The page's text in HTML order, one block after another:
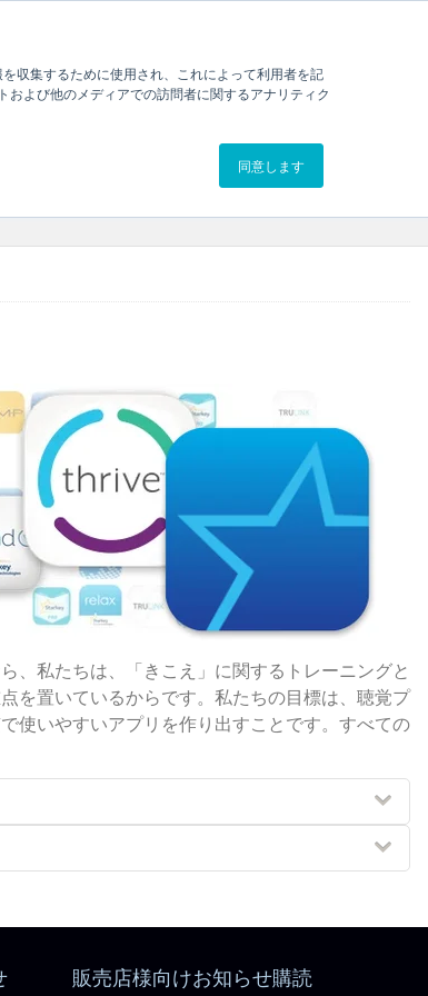
収集するために使用され、これによって利用者を記
よび他のメディアでの訪問者に関するアナリティク
同意します
、私たちは、「きこえ」に関するトレーニングと
を置いているからです。私たちの目標は、聴覚プ
使いやすいアプリを作り出すことです。すべての
販売店様向けお知らせ購読